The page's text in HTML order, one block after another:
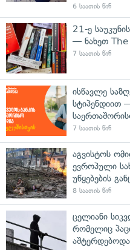
6 საათის წინ
21-ე
— ნახეთ The
7 საათის წინ
ისწავლე
სტიპენდიით
7 საათის წინ
აგვისტოს
ევროპული
უწყებების
8 საათის წინ
ცელიანი
რომელიც